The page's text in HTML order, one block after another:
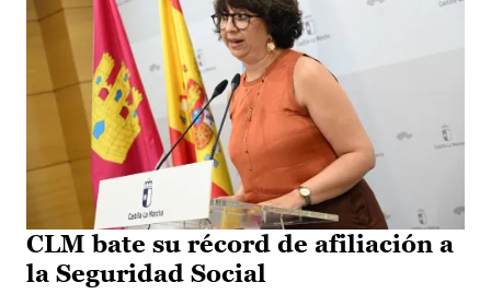
CLM bate su récord de afiliación a
la Seguridad Social